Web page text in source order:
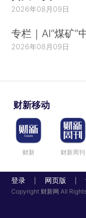
2026年08月09日
专栏｜AI“煤矿”
2026年08月09日
财新移动
财新 财新周刊
登录 网页版
Copyright 财新网 All